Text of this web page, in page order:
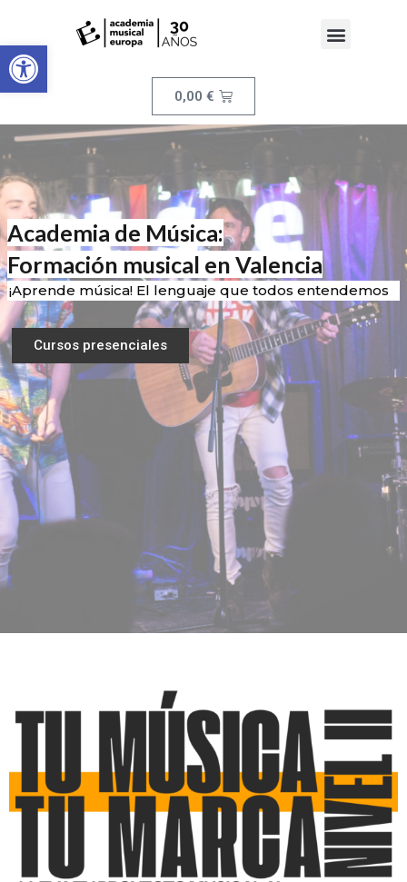
Abrir barra de herramientas
0,00€
Academia de Música:
Formación musical en Valencia
¡Aprende música! El lenguaje que todos entendemos
Cursos presenciales